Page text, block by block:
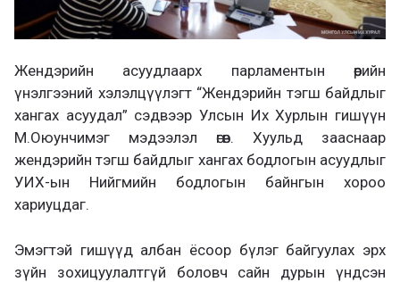
Жендэрийн асуудлаарх парламентын өөрийн
үнэлгээний хэлэлцүүлэгт “Жендэрийн тэгш байдлыг
хангах асуудал” сэдвээр Улсын Их Хурлын гишүүн
М.Оюунчимэг мэдээлэл өгөв. Хуульд зааснаар
жендэрийн тэгш байдлыг хангах бодлогын асуудлыг
УИХ-ын Нийгмийн бодлогын байнгын хороо
хариуцдаг.
Эмэгтэй гишүүд албан ёсоор бүлэг байгуулах эрх
зүйн зохицуулалтгүй боловч сайн дурын үндсэн